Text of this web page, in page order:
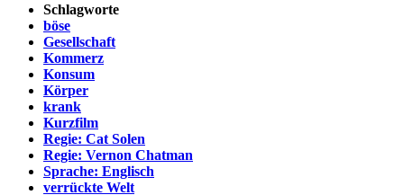
Schlagworte
böse
Gesellschaft
Kommerz
Konsum
Körper
krank
Kurzfilm
Regie: Cat Solen
Regie: Vernon Chatman
Sprache: Englisch
verrückte Welt